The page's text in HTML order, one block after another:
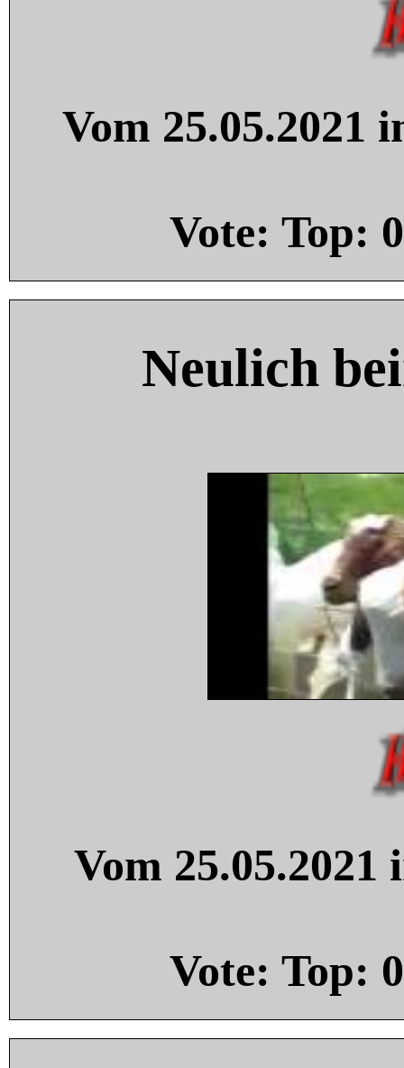
Vom 25.05.2021
Vote: Top: 0
Neulich
Vom
Vote: Top: 0